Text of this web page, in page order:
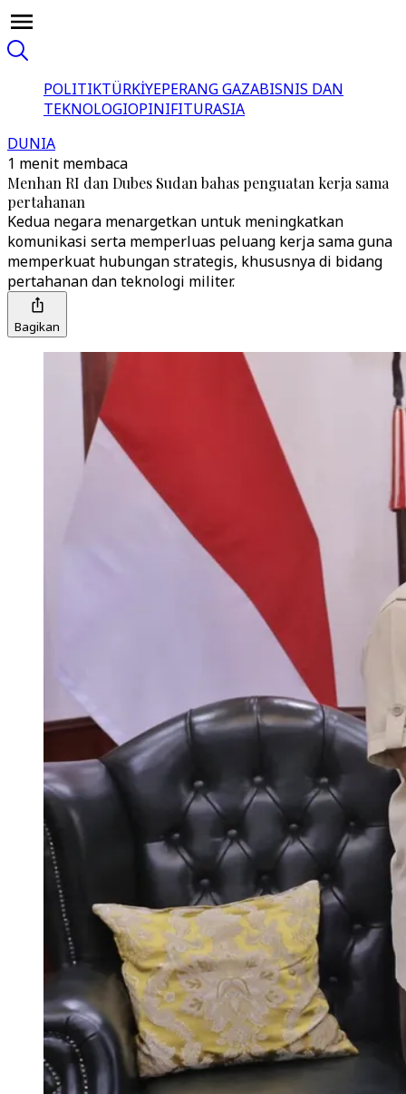
POLITIKTÜRKİYEPERANG GAZABISNIS DAN
TEKNOLOGIOPINIFITURASIA
DUNIA
1 menit membaca
Menhan RI dan Dubes Sudan bahas penguatan kerja sama
pertahanan
Kedua negara menargetkan untuk meningkatkan
komunikasi serta memperluas peluang kerja sama guna
memperkuat hubungan strategis, khususnya di bidang
pertahanan dan teknologi militer.
Bagikan